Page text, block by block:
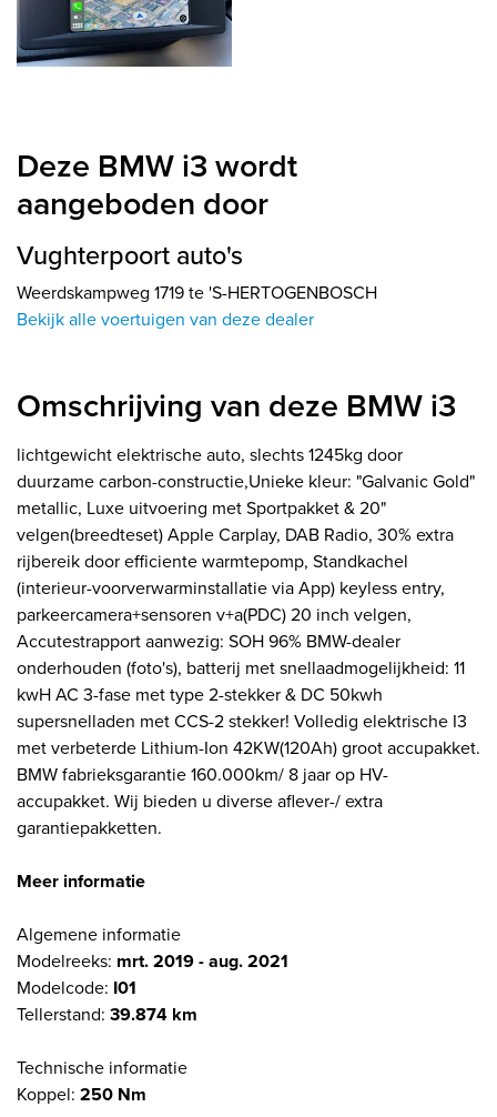
Deze BMW i3 wordt
aangeboden door
Vughterpoort auto's
Weerdskampweg 1719 te 'S-HERTOGENBOSCH
Bekijk alle voertuigen van deze dealer
Omschrijving van deze BMW i3
lichtgewicht elektrische auto, slechts 1245kg door
duurzame carbon-constructie,Unieke kleur: "Galvanic Gold"
metallic, Luxe uitvoering met Sportpakket & 20"
velgen(breedteset) Apple Carplay, DAB Radio, 30% extra
rijbereik door efficiente warmtepomp, Standkachel
(interieur-voorverwarminstallatie via App) keyless entry,
parkeercamera+sensoren v+a(PDC) 20 inch velgen,
Accutestrapport aanwezig: SOH 96% BMW-dealer
onderhouden (foto's), batterij met snellaadmogelijkheid: 11
kwH AC 3-fase met type 2-stekker & DC 50kwh
supersnelladen met CCS-2 stekker! Volledig elektrische I3
met verbeterde Lithium-Ion 42KW(120Ah) groot accupakket.
BMW fabrieksgarantie 160.000km/ 8 jaar op HV-
accupakket. Wij bieden u diverse aflever-/ extra
garantiepakketten.
Meer informatie
Algemene informatie
Modelreeks: mrt. 2019 - aug. 2021
Modelcode: I01
Tellerstand: 39.874 km
Technische informatie
Koppel: 250 Nm